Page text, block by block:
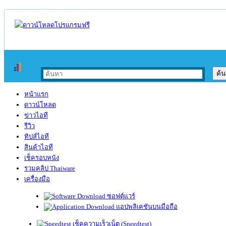
หน้าแรก
ดาวน์โหลด
ข่าวไอที
รีวิว
ทิปส์ไอที
สินค้าไอที
เช็ครอบหนัง
รวมคลิป Thaiware
เครื่องมือ
ซอฟต์แวร์
แอปพลิเคชันบนมือถือ
เช็คความเร็วเน็ต (Speedtest)